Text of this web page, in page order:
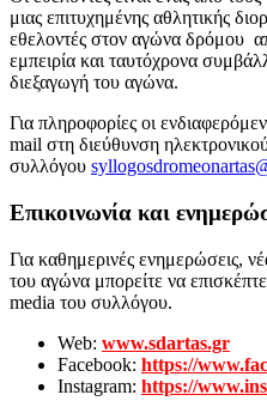
μιας επιτυχημένης αθλητικής
εθελοντές στον αγώνα δρόμου
εμπειρία και ταυτόχρονα
διεξαγωγή του αγώνα.
Για πληροφορίες οι
mail στη διεύθυνση
συλλόγου
Επικοινωνία και
Για καθημερινές ενημερώσεις,
του αγώνα μπορείτε να
media του συλλόγου.
Web: www.sdartas.gr
Facebook: https://
Instagram: https://